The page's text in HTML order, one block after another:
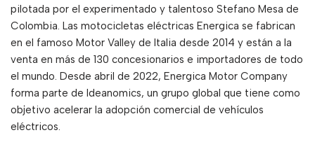
pilotada por el experimentado y talentoso Stefano Mesa de
Colombia. Las motocicletas eléctricas Energica se fabrican
en el famoso Motor Valley de Italia desde 2014 y están a la
venta en más de 130 concesionarios e importadores de todo
el mundo. Desde abril de 2022, Energica Motor Company
forma parte de Ideanomics, un grupo global que tiene como
objetivo acelerar la adopción comercial de vehículos
eléctricos.